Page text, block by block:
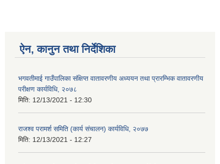
ऐन, कानुन तथा निर्देशिका
भगवतीमाई गाउँपालिका संक्षिप्त वातावरणीय अध्ययन तथा प्रारम्भिक वातावरणीय
परीक्षण कार्यविधि, २०७८
मिति: 12/13/2021 - 12:30
राजश्व परामर्श समिति (कार्य संचालन) कार्यविधि, २०७७
मिति: 12/13/2021 - 12:27